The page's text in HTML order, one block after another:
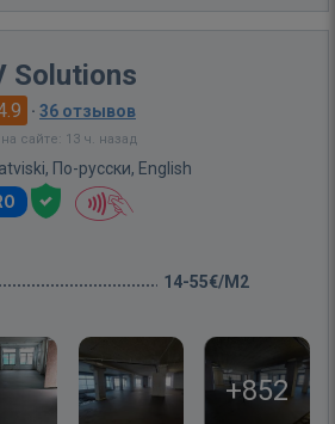
Solutions
· 36 отзывов
сайте: 13 ч. назад
По-русски, English
14-55€/M2
+852